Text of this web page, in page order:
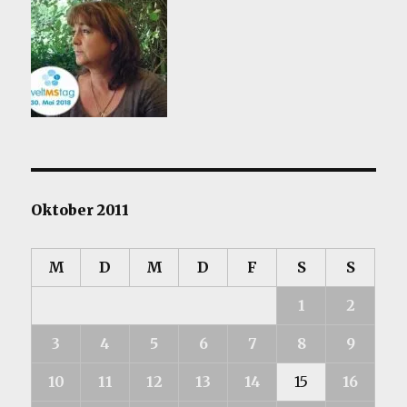
Oktober 2011
M D M D F S S
1 2
3 4 5 6 7 8 9
10 11 12 13 14 15 16